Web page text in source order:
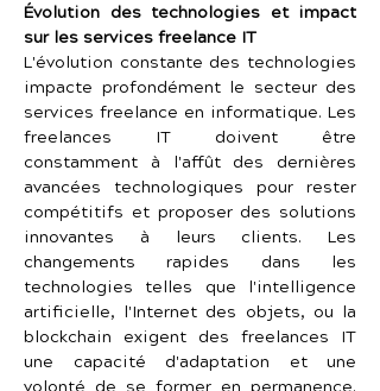
Évolution des technologies et impact
sur les services freelance IT
L'évolution constante des technologies
impacte profondément le secteur des
services freelance en informatique. Les
freelances IT doivent être
constamment à l'affût des dernières
avancées technologiques pour rester
compétitifs et proposer des solutions
innovantes à leurs clients. Les
changements rapides dans les
technologies telles que l'intelligence
artificielle, l'Internet des objets, ou la
blockchain exigent des freelances IT
une capacité d'adaptation et une